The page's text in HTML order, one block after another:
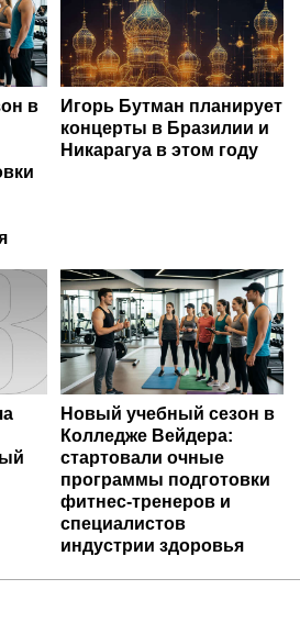
в
Игорь Бутман планирует
концерты в Бразилии и
Никарагуа в этом году
Новый учебный сезон в
Колледже Вейдера:
стартовали очные
программы подготовки
фитнес-тренеров и
специалистов
индустрии здоровья